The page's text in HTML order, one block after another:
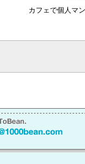
カフェで個人マ